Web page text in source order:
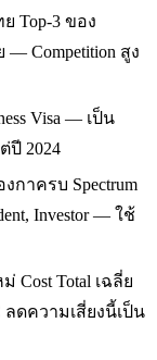
ย Top-3 ของ
— Competition สูง
Visa — เป็น
2024
งกาครบ Spectrum
Investor — ใช้
Cost Total เฉลี่ย
ลดความเสี่ยงนี้เป็น